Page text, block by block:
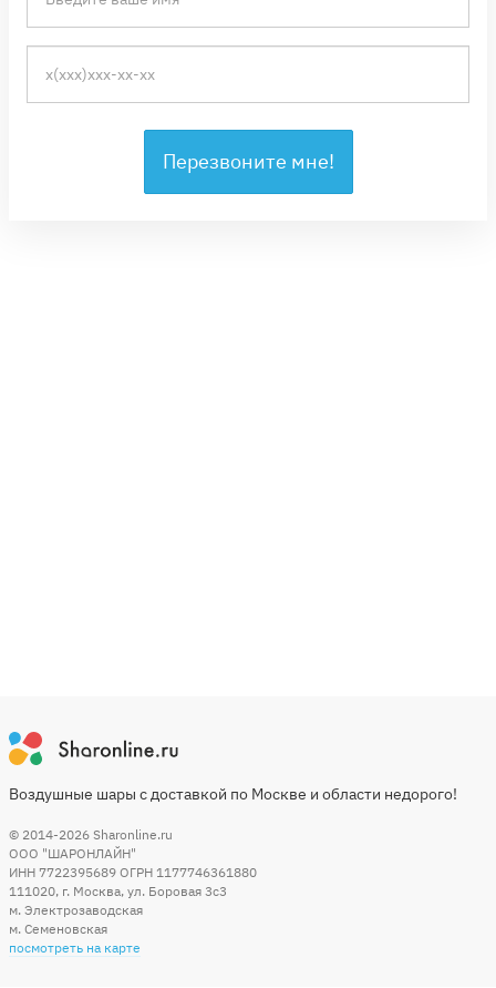
Перезвоните мне!
Воздушные шары с доставкой по Москве и области недорого!
© 2014-2026 Sharonline.ru
ООО "ШАРОНЛАЙН"
ИНН 7722395689 ОГРН 1177746361880
111020, г. Москва, ул. Боровая 3c3
м. Электрозаводская
м. Семеновская
посмотреть на карте